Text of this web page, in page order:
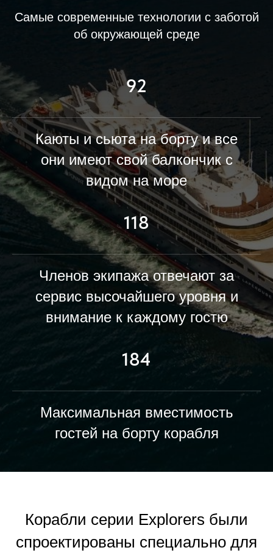
Самые современные технологии с заботой
об окружающей среде
92
Каюты и сьюта на борту и все
они имеют свой балкончик с
видом на море
118
Членов экипажа отвечают за
сервис высочайшего уровня и
внимание к каждому гостю
184
Максимальная вместимость
гостей на борту корабля
Корабли серии Explorers были
спроектированы специально для